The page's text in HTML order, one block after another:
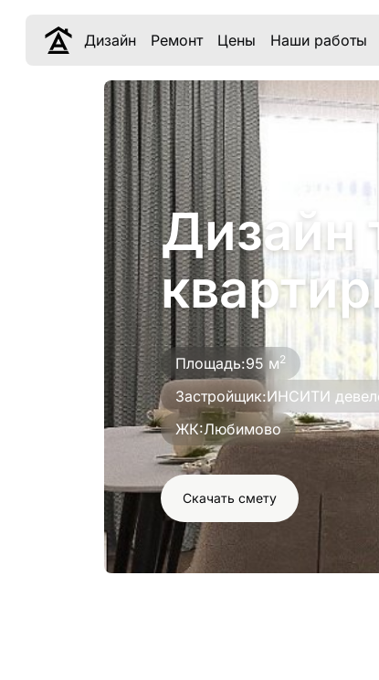
Дизайн Ремонт Цены Наши работы
Дизайн
Площадь:95 м2
Застройщик:ИНСИТИ
ЖК:Любимово
Скачать смету